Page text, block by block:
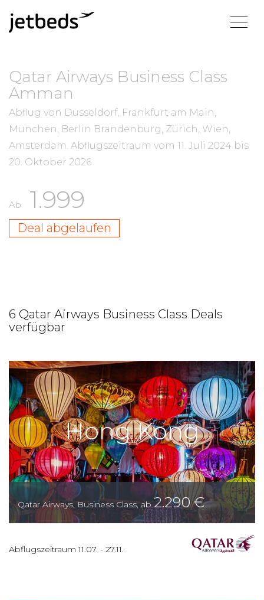
Qatar Airways Business Class
Amman
Abflug von Düsseldorf, Frankfurt am Main,
München, Berlin Brandenburg, Zürich, Wien,
Amsterdam. Abflugszeitraum vom 11. Juli 2024 bis
20. Oktober 2026
Ab 1.999
Deal abgelaufen
6 Qatar Airways Business Class Deals
verfügbar
Hong Kong
Qatar Airways, Business Class, ab2.290€
Abflugszeitraum11.07. - 27.11.